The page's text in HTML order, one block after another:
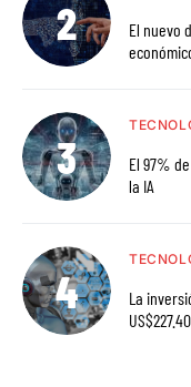
El nuevo
El 97%
la IA
La